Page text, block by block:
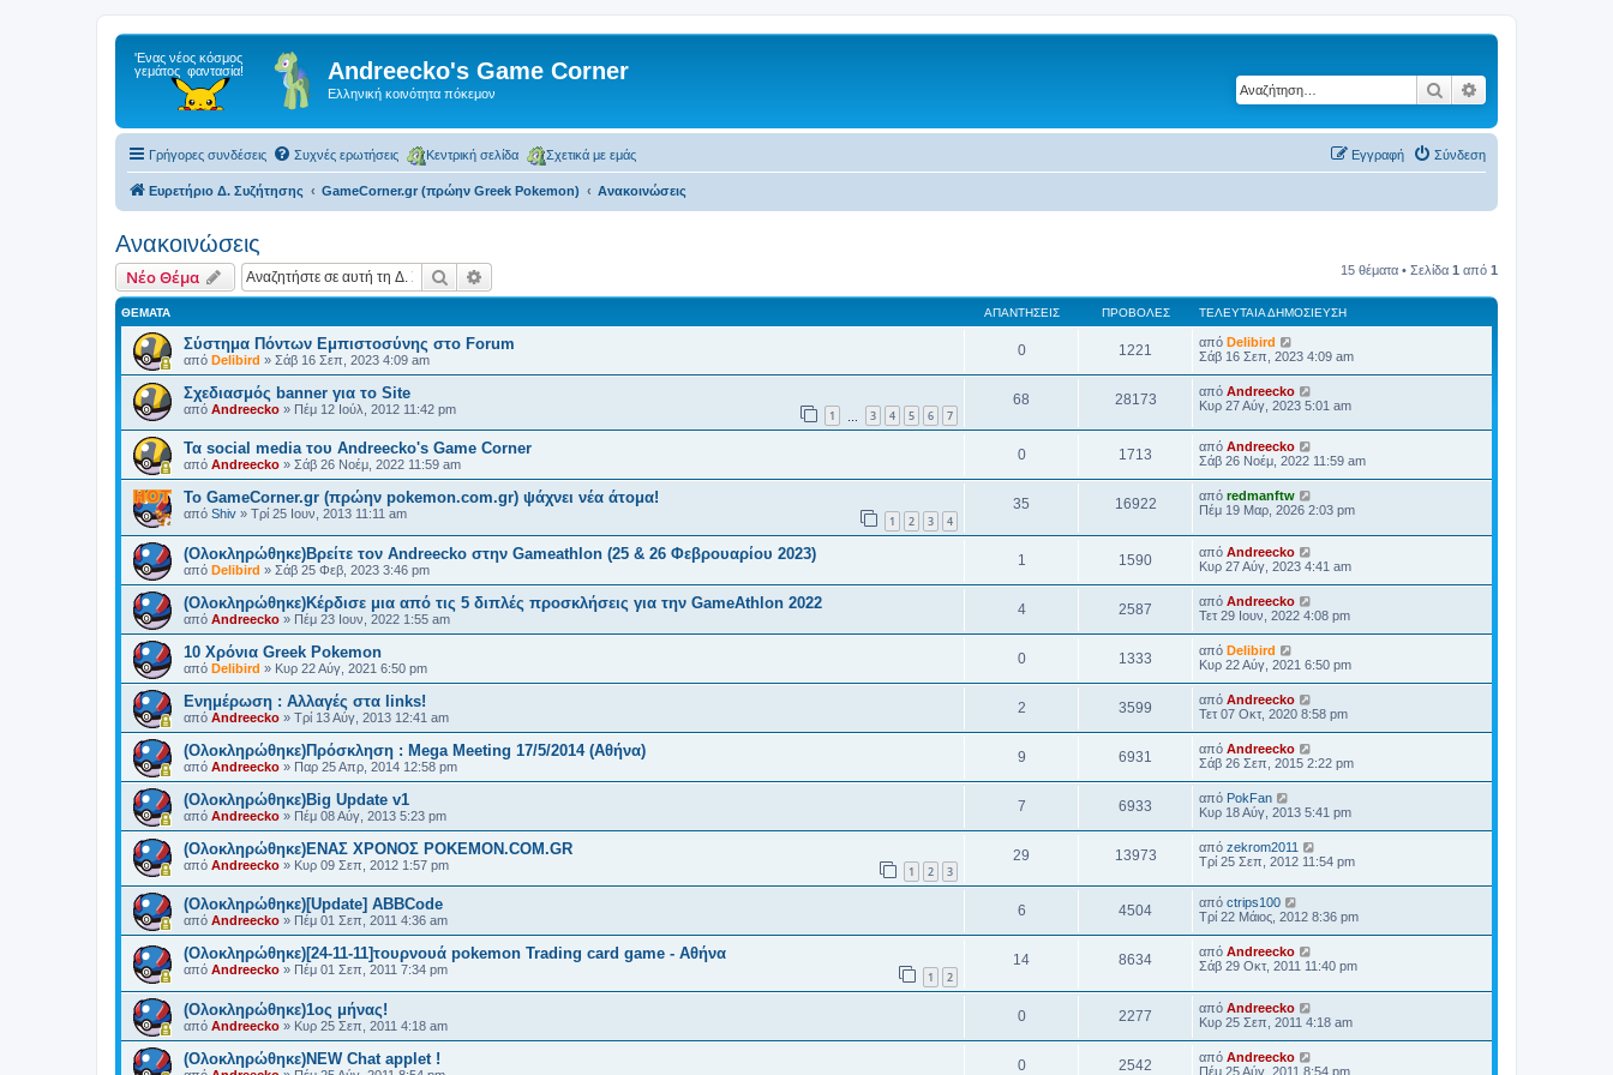
Andreecko's Game Corner
Ελληνική κοινότητα πόκεμον Αναζήτηση
Γρήγορες συνδέσεις Συχνές ερωτήσεις Κεντρική σελίδα Σχετικά με εμάς Σύνδεση
Εγγραφή
Ευρετήριο Δ. Συζήτησης GameCorner.gr (πρώην Greek Pokemon) Ανακοινώσεις
Ανακοινώσεις
Νέο Θέμα Αναζήτηση 15 θέματα • Σελίδα 1 από 1
ΘΈΜΑΤΑ ΑΠΑΝΤΉΣΕΙΣ ΠΡΟΒΟΛΈΣ ΤΕΛΕΥΤΑΊΑ ΔΗΜΟΣΊΕΥΣΗ
Σύστημα Πόντων Εμπιστοσύνης στο Forum
από Delibird » Σάβ 16 Σεπ, 2023 4:09 am
0 1221 από Delibird
Σάβ 16 Σεπ, 2023 4:09 am
Σχεδιασμός banner για το Site
από Andreecko » Πέμ 12 Ιούλ, 2012 11:42 pm 1 3 4 5 6 7
68 28173 από Andreecko
Κυρ 27 Αύγ, 2023 5:01 am
Τα social media του Andreecko's Game Corner
από Andreecko » Σάβ 26 Νοέμ, 2022 11:59 am
0 1713 από Andreecko
Σάβ 26 Νοέμ, 2022 11:59 am
Το GameCorner.gr (πρώην pokemon.com.gr) ψάχνει νέα άτομα!
από Shiv » Τρί 25 Ιουν, 2013 11:11 am 1 2 3 4
35 16922 από redmanftw
Πέμ 19 Μαρ, 2026 2:03 pm
(Ολοκληρώθηκε)Βρείτε τον Andreecko στην Gameathlon (25 & 26 Φεβρουαρίου 2023)
από Delibird » Σάβ 25 Φεβ, 2023 3:46 pm
1 1590 από Andreecko
Κυρ 27 Αύγ, 2023 4:41 am
(Ολοκληρώθηκε)Κέρδισε μια από τις 5 διπλές προσκλήσεις για την GameAthlon 2022
από Andreecko » Πέμ 23 Ιουν, 2022 1:55 am
4 2587 από Andreecko
Τετ 29 Ιουν, 2022 4:08 pm
10 Χρόνια Greek Pokemon
από Delibird » Κυρ 22 Αύγ, 2021 6:50 pm
0 1333 από Delibird
Κυρ 22 Αύγ, 2021 6:50 pm
Ενημέρωση : Αλλαγές στα links!
από Andreecko » Τρί 13 Αύγ, 2013 12:41 am
2 3599 από Andreecko
Τετ 07 Οκτ, 2020 8:58 pm
(Ολοκληρώθηκε)Πρόσκληση : Mega Meeting 17/5/2014 (Αθήνα)
από Andreecko » Παρ 25 Απρ, 2014 12:58 pm
9 6931 από Andreecko
Σάβ 26 Σεπ, 2015 2:22 pm
(Ολοκληρώθηκε)Big Update v1
από Andreecko » Πέμ 08 Αύγ, 2013 5:23 pm
7 6933 από PokFan
Κυρ 18 Αύγ, 2013 5:41 pm
(Ολοκληρώθηκε)ΕΝΑΣ ΧΡΟΝΟΣ POKEMON.COM.GR
από Andreecko » Κυρ 09 Σεπ, 2012 1:57 pm 1 2 3
29 13973 από zekrom2011
Τρί 25 Σεπ, 2012 11:54 pm
(Ολοκληρώθηκε)[Update] ABBCode
από Andreecko » Πέμ 01 Σεπ, 2011 4:36 am
6 4504 από ctrips100
Τρί 22 Μάιος, 2012 8:36 pm
(Ολοκληρώθηκε)[24-11-11]τουρνουά pokemon Trading card game - Αθήνα
από Andreecko » Πέμ 01 Σεπ, 2011 7:34 pm 1 2
14 8634 από Andreecko
Σάβ 29 Οκτ, 2011 11:40 pm
(Ολοκληρώθηκε)1ος μήνας!
από Andreecko » Κυρ 25 Σεπ, 2011 4:18 am
0 2277 από Andreecko
Κυρ 25 Σεπ, 2011 4:18 am
(Ολοκληρώθηκε)NEW Chat applet ! 0 2542 από Andreecko
Πέμ 25 Αύγ, 2011 8:54 pm